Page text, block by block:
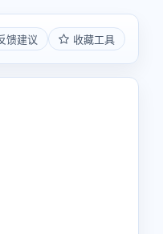
馈建议 收藏工具